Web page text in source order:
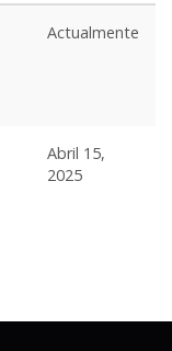
Actualmente
Abril 15,
2025